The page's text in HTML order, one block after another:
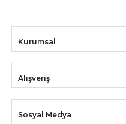
Kurumsal
Alışveriş
Sosyal Medya